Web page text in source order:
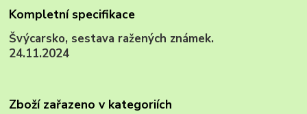
Kompletní specifikace
Švýcarsko, sestava ražených známek.
24.11.2024
Zboží zařazeno v kategoriích